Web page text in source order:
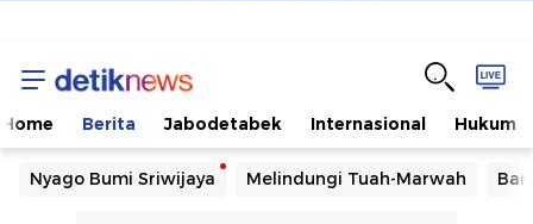
Home Berita Jabodetabek Internasional Hukum
Nyago Bumi Sriwijaya Melindungi Tuah-Marwah